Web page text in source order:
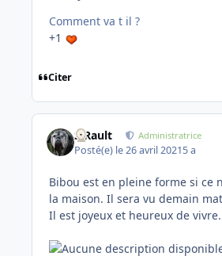
Comment va t il ?
+1
Citer
S.Rault Administratrice
Posté(e) le 26 avril 20215 a
Bibou est en pleine forme si ce
la maison. Il sera vu demain
Il est joyeux et heureux de